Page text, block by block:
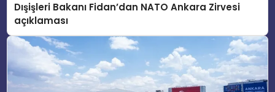
Dışişleri Bakanı Fidan’dan NATO Ankara Zirvesi
açıklaması